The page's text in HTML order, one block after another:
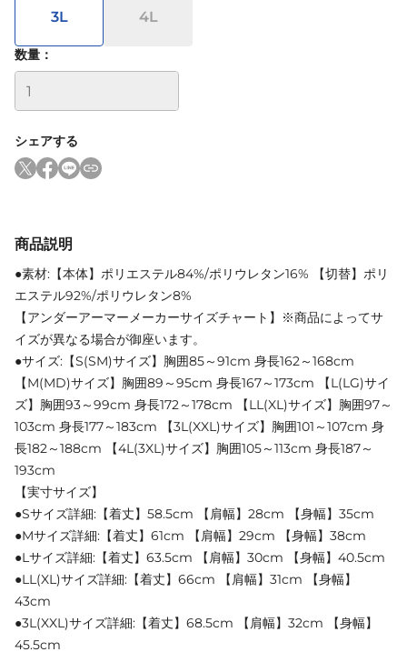
3L 4L
数量：
シェアする
商品説明
●素材:【本体】ポリエステル84%/ポリウレタン16% 【切替】ポリ
エステル92%/ポリウレタン8%
【アンダーアーマーメーカーサイズチャート】※商品によってサ
イズが異なる場合が御座います。
●サイズ:【S(SM)サイズ】胸囲85～91cm 身長162～168cm
【M(MD)サイズ】胸囲89～95cm 身長167～173cm 【L(LG)サイ
ズ】胸囲93～99cm 身長172～178cm 【LL(XL)サイズ】胸囲97～
103cm 身長177～183cm 【3L(XXL)サイズ】胸囲101～107cm 身
長182～188cm 【4L(3XL)サイズ】胸囲105～113cm 身長187～
193cm
【実寸サイズ】
●Sサイズ詳細:【着丈】58.5cm 【肩幅】28cm 【身幅】35cm
●Mサイズ詳細:【着丈】61cm 【肩幅】29cm 【身幅】38cm
●Lサイズ詳細:【着丈】63.5cm 【肩幅】30cm 【身幅】40.5cm
●LL(XL)サイズ詳細:【着丈】66cm 【肩幅】31cm 【身幅】
43cm
●3L(XXL)サイズ詳細:【着丈】68.5cm 【肩幅】32cm 【身幅】
45.5cm